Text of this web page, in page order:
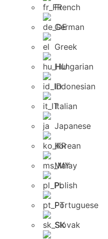
French
German
Greek
Hungarian
Indonesian
Italian
Japanese
Korean
Malay
Polish
Portuguese
Slovak